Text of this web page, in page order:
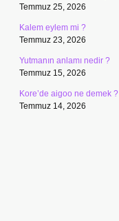
Temmuz 25, 2026
Kalem eylem mi ?
Temmuz 23, 2026
Yutmanın anlamı nedir ?
Temmuz 15, 2026
Kore’de aigoo ne demek ?
Temmuz 14, 2026